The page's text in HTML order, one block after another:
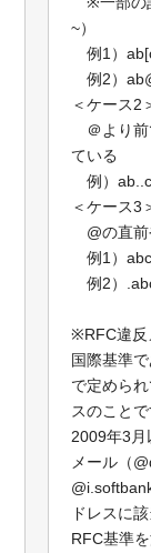
~）
例1）
例2）
＜ケース2
＠より前
ている
例）
＜ケース3
@の直前
例1）
例2）
※RFC違反
国際基準
で定めら
スのことで
2009年3月
メール（
ドレスに
RFC基準